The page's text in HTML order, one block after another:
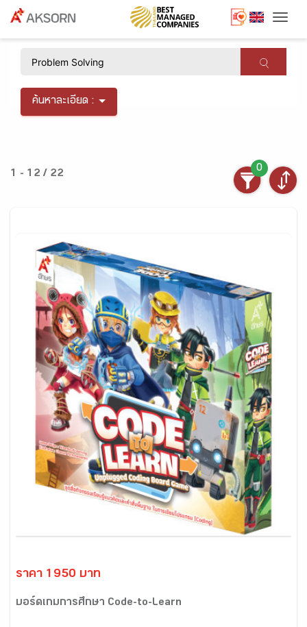
ค้นหาละเอียด :
1 - 12 / 22
0
ราคา 1950 บาท
บอร์ดเกมการศึกษา Code-to-Learn